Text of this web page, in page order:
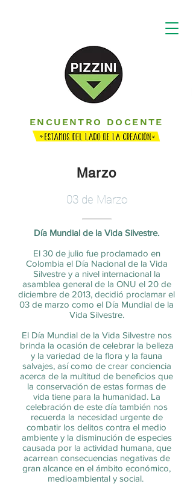
ENCUENTRO DOCENTE
Marzo
03 de Marzo
Día Mundial de la Vida Silvestre.
El 30 de julio fue proclamado en
Colombia el Día Nacional de la Vida
Silvestre y a nivel internacional la
asamblea general de la ONU el 20 de
diciembre de 2013, decidió proclamar el
03 de marzo como el Día Mundial de la
Vida Silvestre.
El Día Mundial de la Vida Silvestre nos
brinda la ocasión de celebrar la belleza
y la variedad de la flora y la fauna
salvajes, así como de crear conciencia
acerca de la multitud de beneficios que
la conservación de estas formas de
vida tiene para la humanidad. La
celebración de este día también nos
recuerda la necesidad urgente de
combatir los delitos contra el medio
ambiente y la disminución de especies
causada por la actividad humana, que
acarrean consecuencias negativas de
gran alcance en el ámbito económico,
medioambiental y social.